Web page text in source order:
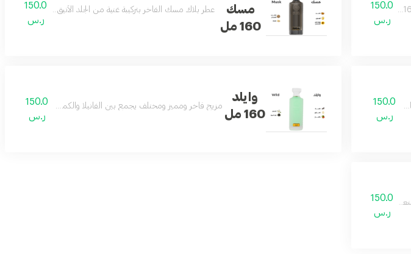
150.0
ر.س
مسك
160 مل
عطر بلاك مسك الفاخر بتركيبة غنية من الجلد الأنيق والمسك الأصيل
150.0
ر.س
وجميع مناسباتك المميزة
150.0
ر.س
وايلد
160 مل
مزيج فاخر ومميز ومختلف يجمع بين الفانيلا والكمثرى والتوت عطر
150.0
ر.س
ومميزة تدوم طويلا لإطلالة أنيقة في جميع المناسبات
150.0
ر.س